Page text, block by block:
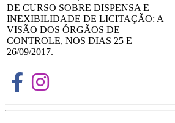
DE CURSO SOBRE DISPENSA E
INEXIBILIDADE DE LICITAÇÃO: A
VISÃO DOS ÓRGÃOS DE
CONTROLE, NOS DIAS 25 E
26/09/2017.